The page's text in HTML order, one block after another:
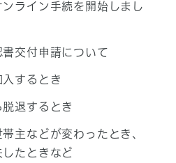
ライン手続を開始しまし
書交付申請について
するとき
退するとき
帯主などが変わったとき、
たときなど